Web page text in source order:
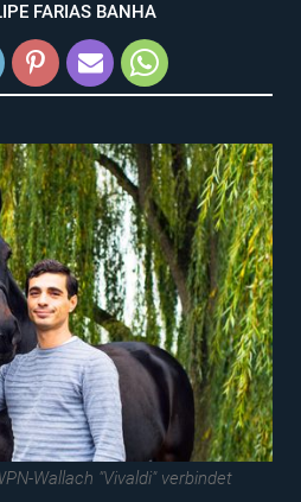
FARIAS BANHA
Wallach "Vivaldi" verbindet